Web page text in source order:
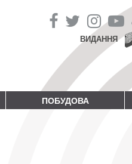
ВИДАННЯ
ПОБУДОВА